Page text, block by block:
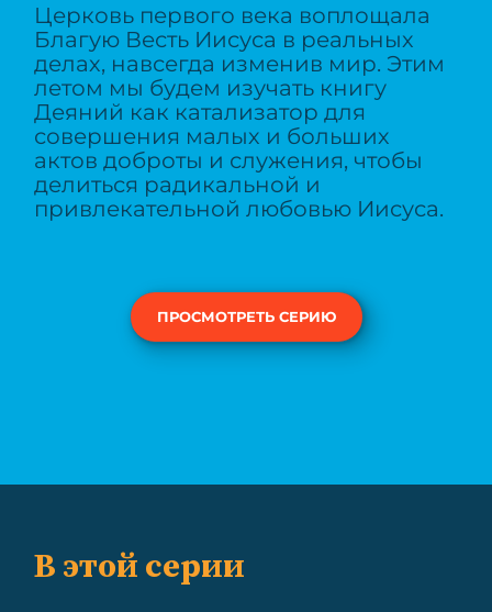
Церковь первого века воплощала
Благую Весть Иисуса в реальных
делах, навсегда изменив мир. Этим
летом мы будем изучать книгу
Деяний как катализатор для
совершения малых и больших
актов доброты и служения, чтобы
делиться радикальной и
привлекательной любовью Иисуса.
ПРОСМОТРЕТЬ СЕРИЮ
В этой серии